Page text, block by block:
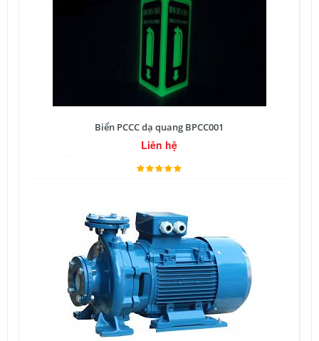
Biển PCCC dạ quang BPCC001
Liên hệ